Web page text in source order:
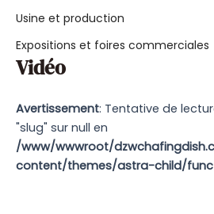
Usine et production
Expositions et foires commerciales
Vidéo
Avertissement: Tentative de
"slug" sur null en
/www/wwwroot/
content/themes/astra-child/